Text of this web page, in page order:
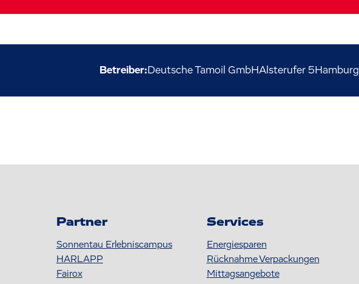
Betreiber: Deutsche Tamoil GmbHAlsterufer 5 Hamburg
Partner
Sonnentau Erlebniscampus
HARLAPP
Fairox
Services
Energiesparen
Rücknahme Verpackungen
Mittagsangebote